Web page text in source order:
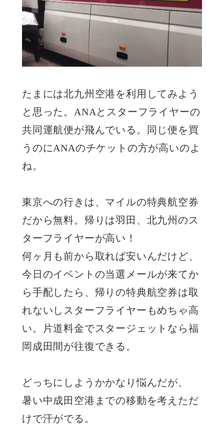
たまには北九州空港を利用してみよう
と思った。ANAとスターフライヤーの
共同運航便が飛んでいる。同じ便を買
うのにANAのチケットの方が高いのよ
ね。
東京への行きは、マイルの特典航空券
だから無料。帰りは羽田、北九州のス
ターフライヤーが高い！
何ヶ月も前から取れば安いんだけど、
今日のイベントの当選メールが来てか
ら手配したら、帰りの特典航空券は取
れないしスターフライヤーもめちゃ高
い。片道料金でスタージェットなら福
岡成田間が往復できる。
どっちにしようかかなり悩んだが、
暑い中成田空港までの移動を考えただ
けで汗がでる。